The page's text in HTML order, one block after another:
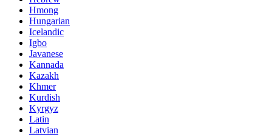
Hmong
Hungarian
Icelandic
Igbo
Javanese
Kannada
Kazakh
Khmer
Kurdish
Kyrgyz
Latin
Latvian